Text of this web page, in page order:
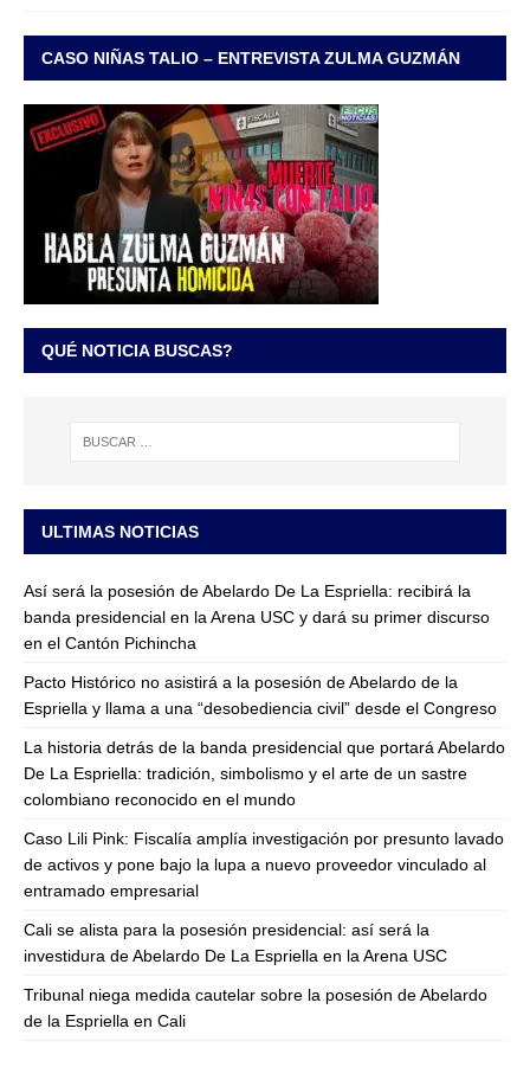
CASO NIÑAS TALIO – ENTREVISTA ZULMA GUZMÁN
QUÉ NOTICIA BUSCAS?
ULTIMAS NOTICIAS
Así será la posesión de Abelardo De La Espriella: recibirá la
banda presidencial en la Arena USC y dará su primer discurso
en el Cantón Pichincha
Pacto Histórico no asistirá a la posesión de Abelardo de la
Espriella y llama a una “desobediencia civil” desde el Congreso
La historia detrás de la banda presidencial que portará Abelardo
De La Espriella: tradición, simbolismo y el arte de un sastre
colombiano reconocido en el mundo
Caso Lili Pink: Fiscalía amplía investigación por presunto lavado
de activos y pone bajo la lupa a nuevo proveedor vinculado al
entramado empresarial
Cali se alista para la posesión presidencial: así será la
investidura de Abelardo De La Espriella en la Arena USC
Tribunal niega medida cautelar sobre la posesión de Abelardo
de la Espriella en Cali